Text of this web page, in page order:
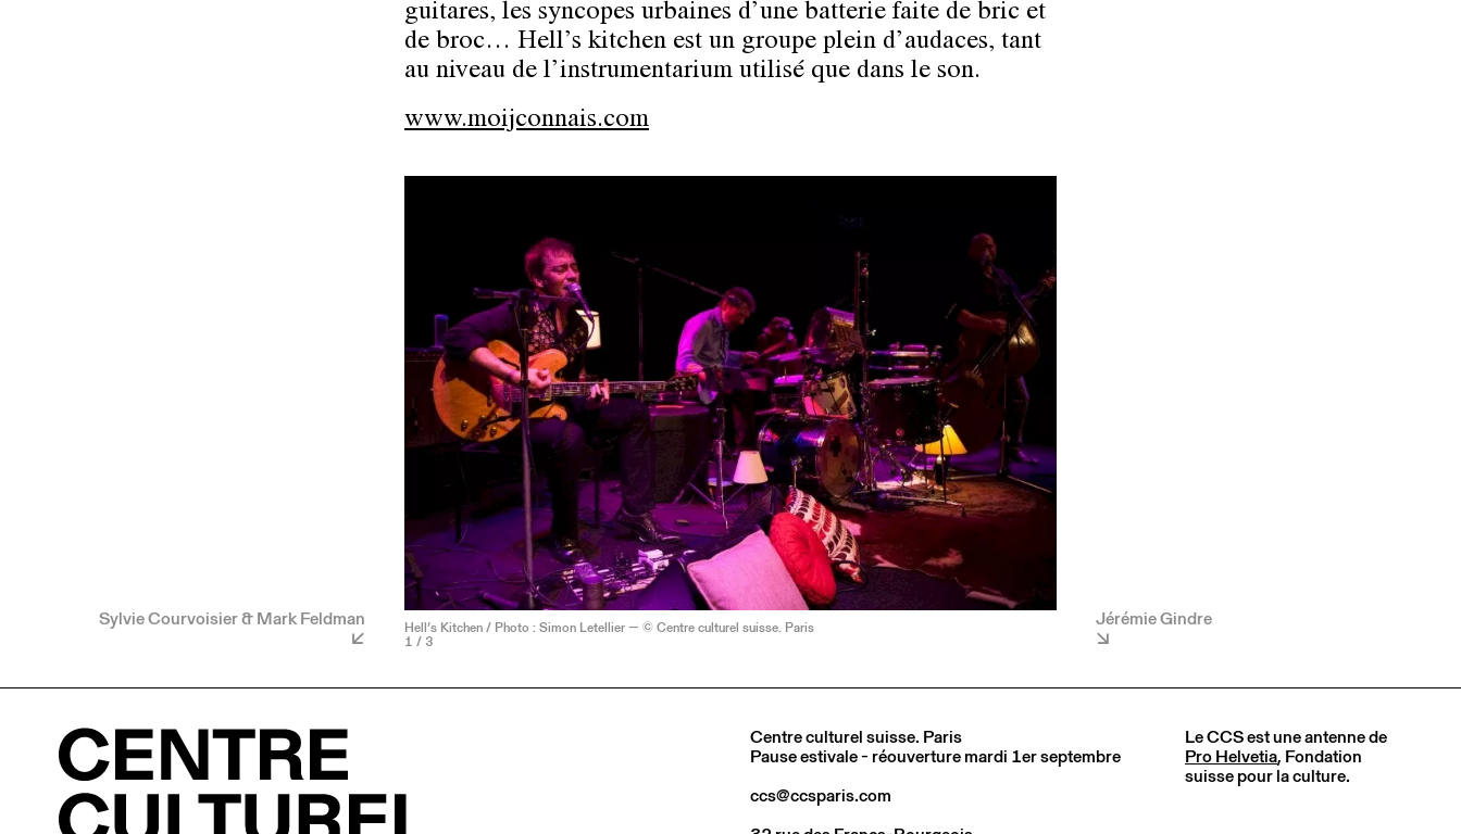
Sylvie Courvoisier & Mark Feldman
guitares, les syncopes urbaines d’une batterie faite de bric et
de broc… Hell’s kitchen est un groupe plein d’audaces, tant
au niveau de l’instrumentarium utilisé que dans le son.
www.moijconnais.com
Hell’s Kitchen / Photo : Simon Letellier — © Centre culturel suisse. Paris
1 / 3
Jérémie Gindre
Centre culturel suisse. Paris
Pause estivale - réouverture mardi 1er septembre
ccs@ccsparis.com
Le CCS est une antenne de
Pro Helvetia, Fondation
suisse pour la culture.